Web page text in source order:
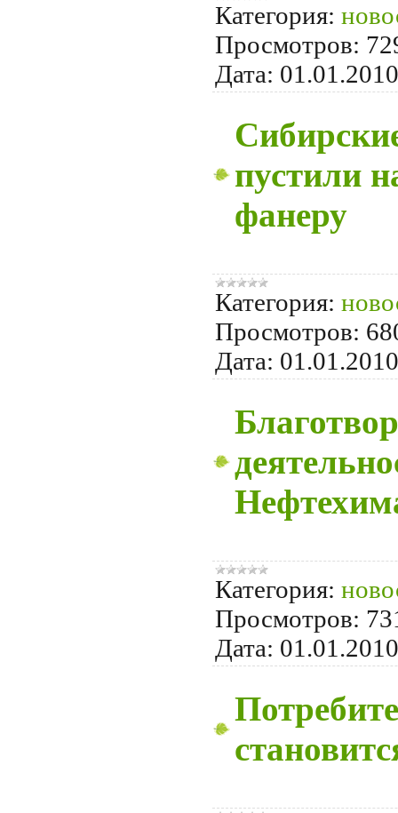
Категория:
Просмотров:
Дата: 01.01.2010
пустили
фанеру
Категория:
Просмотров:
Дата: 01.01.2010
Категория:
Просмотров:
Дата: 01.01.2010